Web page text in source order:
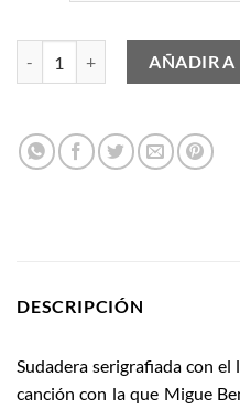
El Rock del León cantidadAÑADIR A
DESCRIPCIÓN
Sudadera serigrafiada con el
canción con la que Migue